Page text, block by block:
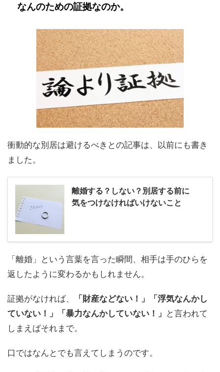
なんのための証拠なのか。
衝動的な別居は避けるべきとの記事は、以前にも書き
ました。
離婚する？しない？別居する前に
気をつけなければいけないこと
「離婚」という言葉を言った瞬間、相手は手のひらを
返したように変わるかもしれません。
証拠がなければ、
「財産などない！」「浮気なんかし
ていない！」「暴力なんかしていない！」 と言われて
しまえばそれまで。
口ではなんとでも言えてしまうのです。